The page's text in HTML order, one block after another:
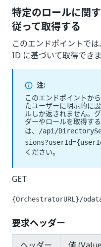
特定のロールに関
従って取得する
このエンドポイントで
ID に基づいて取得できま
注:
このエンドポイントか
たユーザーに明示的に
ルしか返されません。
ダーやロールを取得す
は、
/api/
ください。
GET
{OrchestratorURL}/
要求ヘッダー